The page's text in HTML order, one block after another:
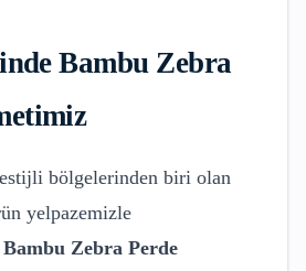
Bambu Zebra
bölgelerinden biri olan
yelpazemizle
Bambu Zebra Perde